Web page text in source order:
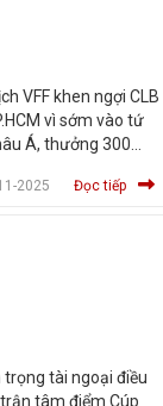
VFF khen ngợi CLB
vì sớm vào tứ
Á, thưởng 300
2025 Đọc tiếp
trọng tài ngoại điều
tâm điểm Cúp